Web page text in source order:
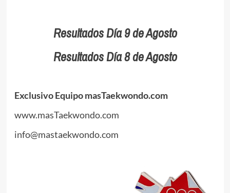
Resultados Día 9 de Agosto
Resultados Día 8 de Agosto
Exclusivo Equipo masTaekwondo.com
www.masTaekwondo.com
info@mastaekwondo.com